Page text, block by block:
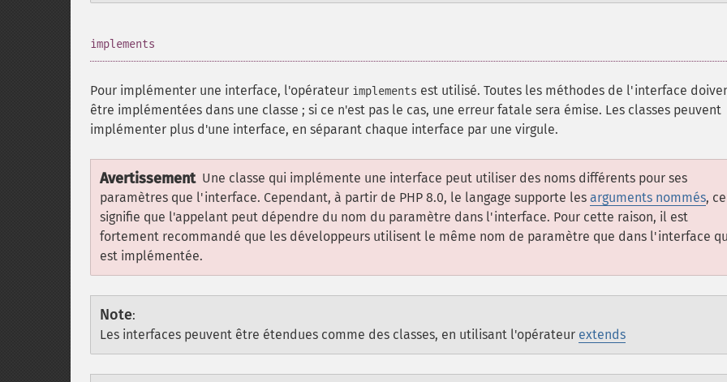
implements
Pour implémenter une interface, l'opérateur implements est utilisé. Toutes les méthodes de l'interface
être implémentées dans une classe ; si ce n'est pas le cas, une erreur fatale sera émise. Les classes peuvent
implémenter plus d'une interface, en séparant chaque interface par une virgule.
Avertissement Une classe qui implémente une interface peut utiliser des noms différents pour ses
paramètres que l'interface. Cependant, à partir de PHP 8.0, le langage supporte les arguments nommés,
signifie que l'appelant peut dépendre du nom du paramètre dans l'interface. Pour cette raison, il est
fortement recommandé que les développeurs utilisent le même nom de paramètre que dans l'interface
est implémentée.
Note:
Les interfaces peuvent être étendues comme des classes, en utilisant l'opérateur extends